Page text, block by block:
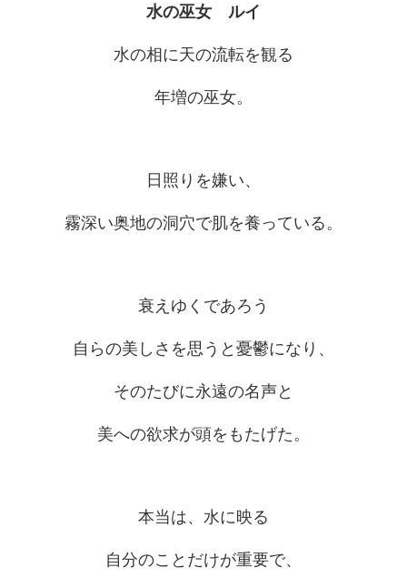
水の巫女 ルイ
水の相に天の流転を観る
年増の巫女。
日照りを嫌い、
霧深い奥地の洞穴で肌を養っている。
衰えゆくであろう
自らの美しさを思うと憂鬱になり、
そのたびに永遠の名声と
美への欲求が頭をもたげた。
本当は、水に映る
自分のことだけが重要で、